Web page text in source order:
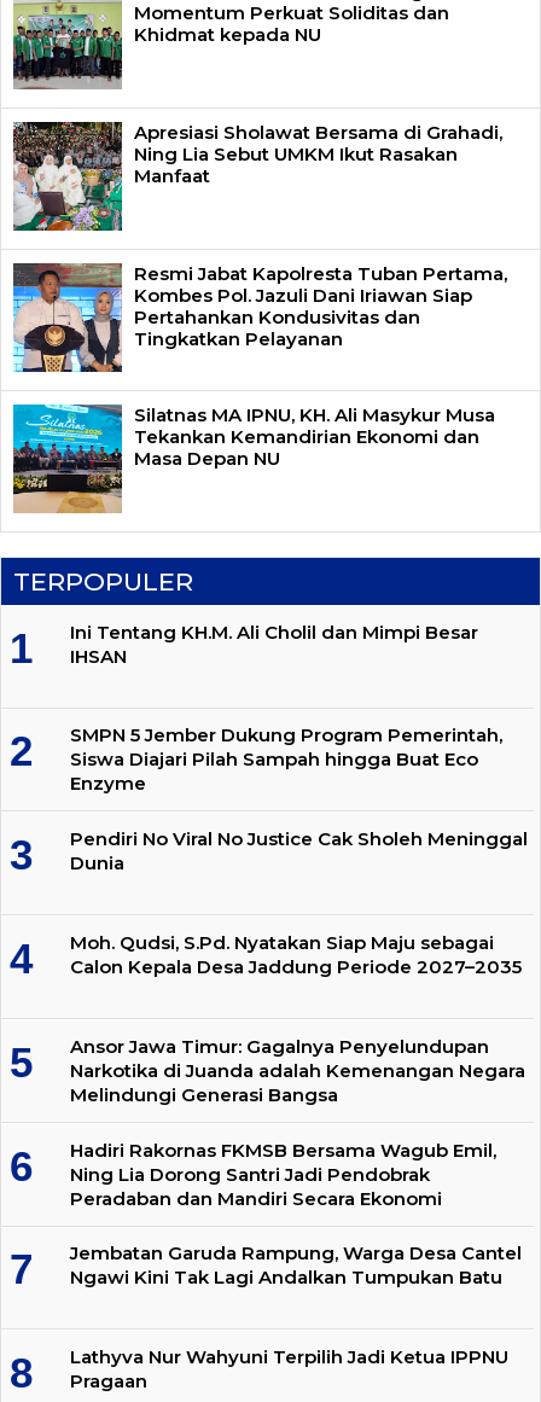
Momentum Perkuat Soliditas dan
Khidmat kepada NU
Apresiasi Sholawat Bersama di Grahadi,
Ning Lia Sebut UMKM Ikut Rasakan
Manfaat
Resmi Jabat Kapolresta Tuban Pertama,
Kombes Pol. Jazuli Dani Iriawan Siap
Pertahankan Kondusivitas dan
Tingkatkan Pelayanan
Silatnas MA IPNU, KH. Ali Masykur Musa
Tekankan Kemandirian Ekonomi dan
Masa Depan NU
TERPOPULER
Ini Tentang KH.M. Ali Cholil dan Mimpi Besar
IHSAN
SMPN 5 Jember Dukung Program Pemerintah,
Siswa Diajari Pilah Sampah hingga Buat Eco
Enzyme
Pendiri No Viral No Justice Cak Sholeh Meninggal
Dunia
Moh. Qudsi, S.Pd. Nyatakan Siap Maju sebagai
Calon Kepala Desa Jaddung Periode 2027–2035
Ansor Jawa Timur: Gagalnya Penyelundupan
Narkotika di Juanda adalah Kemenangan Negara
Melindungi Generasi Bangsa
Hadiri Rakornas FKMSB Bersama Wagub Emil,
Ning Lia Dorong Santri Jadi Pendobrak
Peradaban dan Mandiri Secara Ekonomi
Jembatan Garuda Rampung, Warga Desa Cantel
Ngawi Kini Tak Lagi Andalkan Tumpukan Batu
Lathyva Nur Wahyuni Terpilih Jadi Ketua IPPNU
Pragaan